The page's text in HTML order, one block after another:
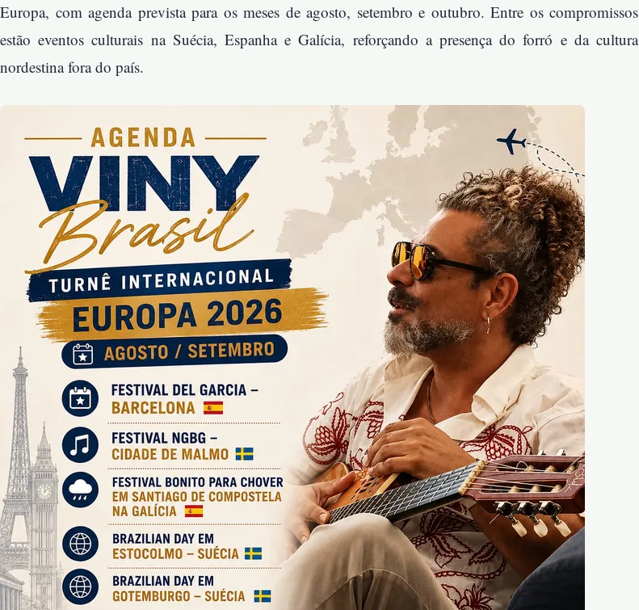
Europa, com agenda prevista para os meses de agosto, setembro e outubro. Entre os compromissos
estão eventos culturais na Suécia, Espanha e Galícia, reforçando a presença do forró e da cultura
nordestina fora do país.